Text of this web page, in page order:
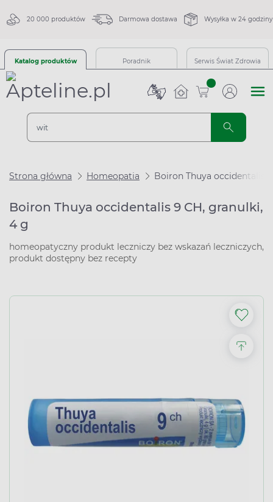
20 000 produktów Darmowa dostawa Wysyłka w 24 godziny
Katalog produktów Poradnik Serwis Świat Zdrowia
sztuk
Strona główna Homeopatia Boiron Thuya occidentalis
Boiron Thuya occidentalis 9 CH, granulki,
4 g
homeopatyczny produkt leczniczy bez wskazań leczniczych,
produkt dostępny bez recepty